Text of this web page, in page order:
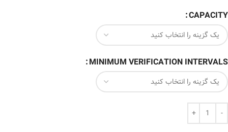
CAPACITY
MINIMUM VERIFICATION INTERVALS